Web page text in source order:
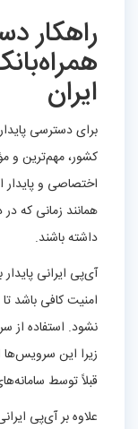
راهکار
ایران
برای دسترسی پایدار
کشور، مهم‌ترین و
اختصاصی و پایدار
همانند زمانی که در
داشته باشند.
آی‌پی ایرانی پایدار
امنیت کافی باشد تا
نشود. استفاده از
زیرا این سرویس‌ها
قبلاً توسط
علاوه بر آی‌پی